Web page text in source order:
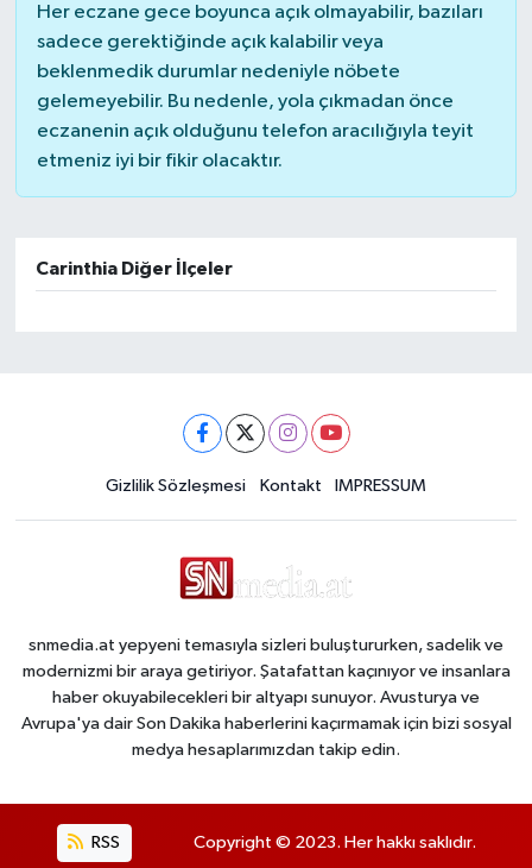
Her eczane gece boyunca açık olmayabilir, bazıları
sadece gerektiğinde açık kalabilir veya
beklenmedik durumlar nedeniyle nöbete
gelemeyebilir. Bu nedenle, yola çıkmadan önce
eczanenin açık olduğunu telefon aracılığıyla teyit
etmeniz iyi bir fikir olacaktır.
Carinthia Diğer İlçeler
Gizlilik Sözleşmesi Kontakt IMPRESSUM
snmedia.at yepyeni temasıyla sizleri buluştururken, sadelik ve
modernizmi bir araya getiriyor. Şatafattan kaçınıyor ve insanlara
haber okuyabilecekleri bir altyapı sunuyor. Avusturya ve
Avrupa'ya dair Son Dakika haberlerini kaçırmamak için bizi sosyal
medya hesaplarımızdan takip edin.
RSS Copyright © 2023. Her hakkı saklıdır.